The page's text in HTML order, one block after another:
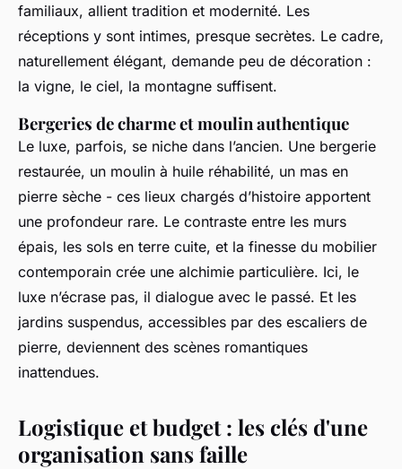
familiaux, allient tradition et modernité. Les
réceptions y sont intimes, presque secrètes. Le cadre,
naturellement élégant, demande peu de décoration :
la vigne, le ciel, la montagne suffisent.
Bergeries de charme et moulin authentique
Le luxe, parfois, se niche dans l’ancien. Une bergerie
restaurée, un moulin à huile réhabilité, un mas en
pierre sèche - ces lieux chargés d’histoire apportent
une profondeur rare. Le contraste entre les murs
épais, les sols en terre cuite, et la finesse du mobilier
contemporain crée une alchimie particulière. Ici, le
luxe n’écrase pas, il dialogue avec le passé. Et les
jardins suspendus, accessibles par des escaliers de
pierre, deviennent des scènes romantiques
inattendues.
Logistique et budget : les clés d'une
organisation sans faille